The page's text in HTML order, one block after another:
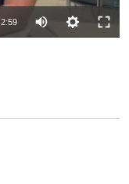
2:59